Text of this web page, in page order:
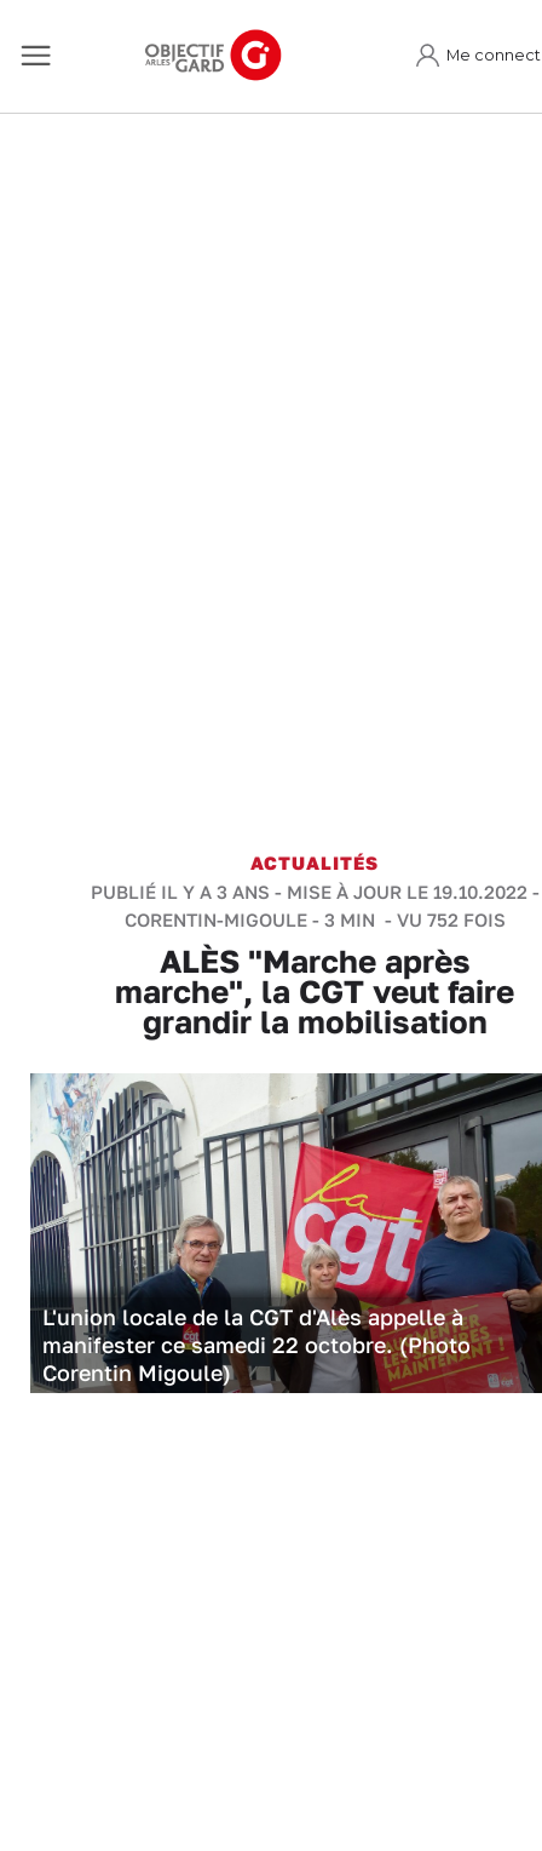
Me
ACTUALITÉS
PUBLIÉ IL Y A 3 ANS - MISE À JOUR LE 19.10.2022 -
CORENTIN-MIGOULE- 3 MIN - VU 752 FOIS
ALÈS "Marche après
marche", la CGT veut faire
grandir la mobilisation
L'union locale de la CGT d'Alès appelle à
manifester ce samedi 22 octobre. (Photo
Corentin Migoule)